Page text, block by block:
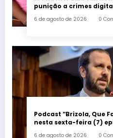
punição a crimes
6 de agosto de 2026 0
Podcast “Brizola, Que
nesta sexta-feira (7)
6 de agosto de 2026 0